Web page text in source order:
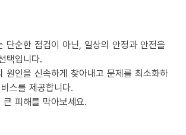
단순한 점검이 아닌, 일상의 안정과 안전을
택입니다.
원인을 신속하게 찾아내고 문제를 최소화하
스를 제공합니다.
피해를 막아보세요.